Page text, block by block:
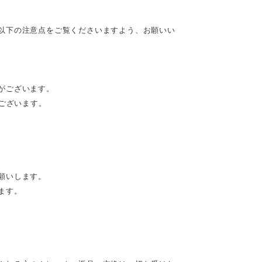
下の注意点をご覧くださいますよう、お願いい
ざいます。
います。
します。
。